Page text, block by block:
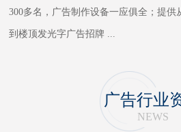
300多名，广告制作设备一应俱全；提供
到楼顶发光字广告招牌
广告行业
NEWS